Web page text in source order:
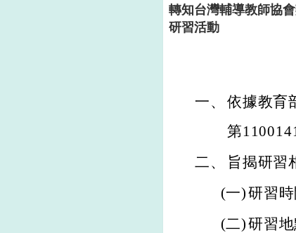
轉知台灣輔導教師協
研習活動
一、 依據教育
第
二、
旨揭研習
(一)研習
(二)研習